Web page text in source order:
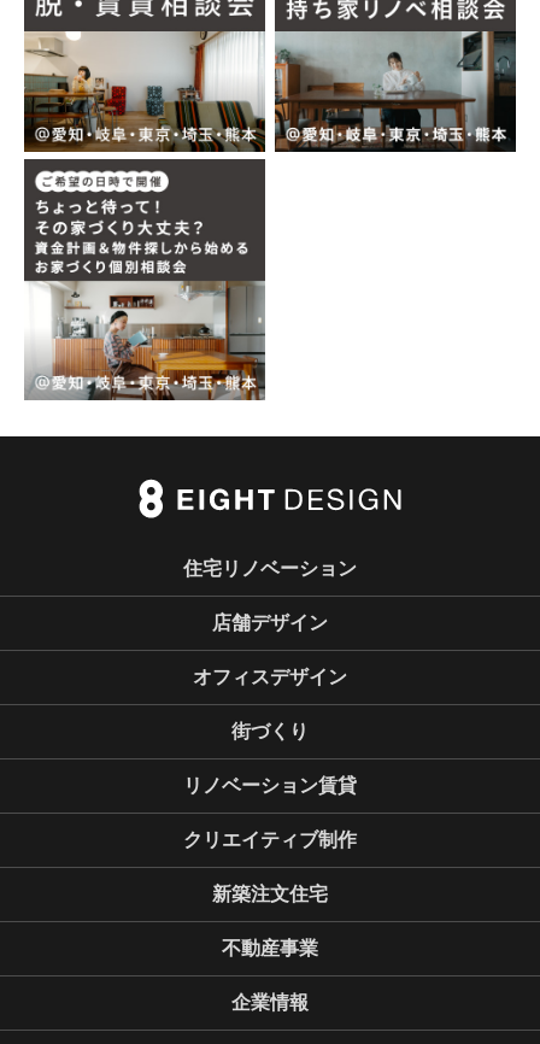
住宅リノベーション
店舗デザイン
オフィスデザイン
街づくり
リノベーション賃貸
クリエイティブ制作
新築注文住宅
不動産事業
企業情報